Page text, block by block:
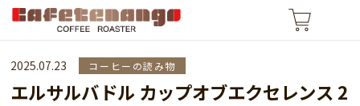
2025.07.23 コーヒーの読み物
エルサルバドル カップオブエクセレンス 2